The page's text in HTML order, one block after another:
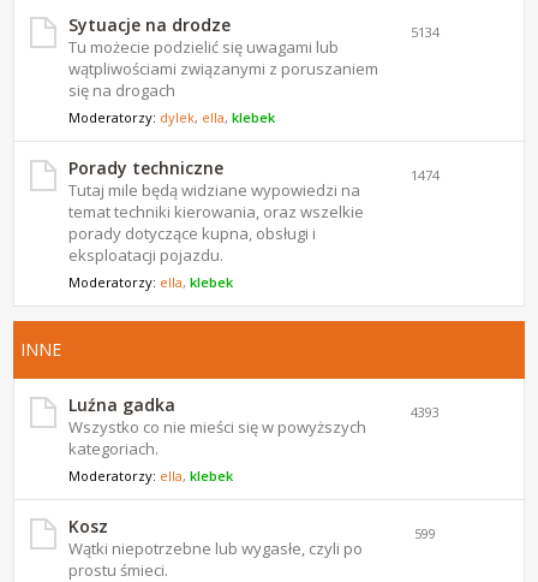
Sytuacje na drodze
Tu możecie podzielić się uwagami lub
wątpliwościami związanymi z poruszaniem
się na drogach
Moderatorzy: dylek, ella,klebek
5134
Porady techniczne
Tutaj mile będą widziane wypowiedzi na
temat techniki kierowania, oraz wszelkie
porady dotyczące kupna, obsługi i
eksploatacji pojazdu.
Moderatorzy: ella,klebek
1474
INNE
Luźna gadka
Wszystko co nie mieści się w powyższych
kategoriach.
Moderatorzy: ella,klebek
4393
Kosz
Wątki niepotrzebne lub wygasłe, czyli po
prostu śmieci.
599